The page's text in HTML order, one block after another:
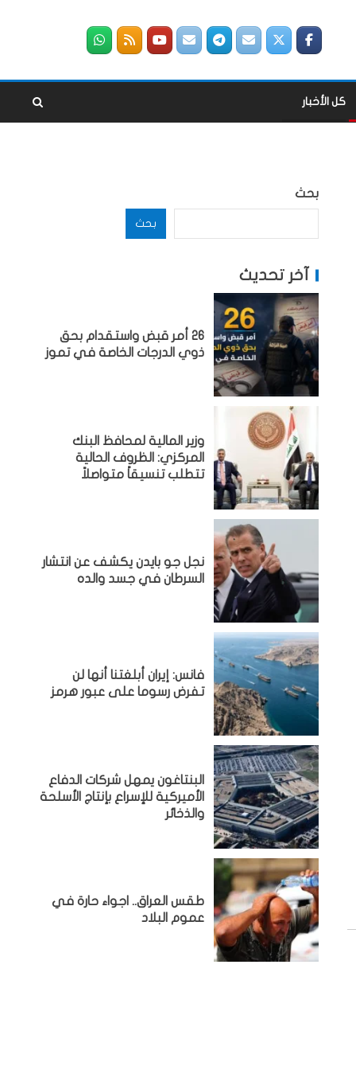
كل الأخبار
بحث
بحث
آخر تحديث
26 أمر قبض واستقدام بحق
ذوي الدرجات الخاصة في تموز
وزير المالية لمحافظ البنك
المركزي: الظروف الحالية
تتطلب تنسيقاً متواصلاً
نجل جو بايدن يكشف عن انتشار
السرطان في جسد والده
فانس: إيران أبلغتنا أنها لن
تفرض رسوما على عبور هرمز
البنتاغون يمهل شركات الدفاع
الأميركية للإسراع بإنتاج الأسلحة
والذخائر
طقس العراق.. اجواء حارة في
عموم البلاد